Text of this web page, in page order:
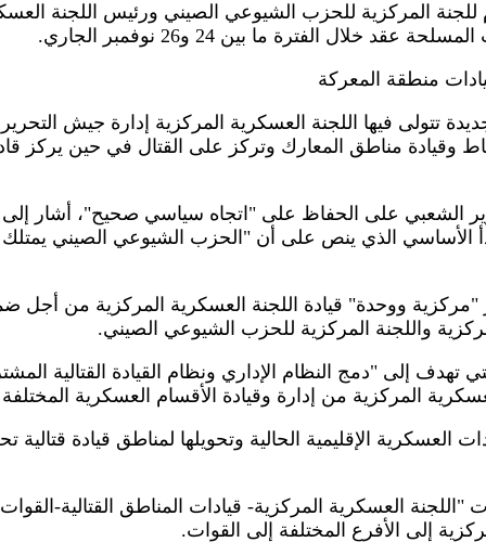
للجنة المركزية للحزب الشيوعي الصيني ورئيس اللجنة
خلال الفترة ما بين 24 و26 نوفمبر الجاري.
منطقة المعركة
تتولى فيها اللجنة العسكرية المركزية إدارة جيش
وقيادة مناطق المعارك وتركز على القتال في حين يركز
على الحفاظ على "اتجاه سياسي صحيح"، أشار
الأساسي الذي ينص على أن "الحزب الشيوعي الصيني يمتلك
ووحدة" قيادة اللجنة العسكرية المركزية من أجل ضمان
واللجنة المركزية للحزب الشيوعي الصيني.
تهدف إلى "دمج النظام الإداري ونظام القيادة القتالية
المركزية من إدارة وقيادة الأقسام العسكرية
العسكرية الإقليمية الحالية وتحويلها لمناطق قيادة
"اللجنة العسكرية المركزية- قيادات المناطق القتالية-
إلى الأفرع المختلفة إلى القوات.